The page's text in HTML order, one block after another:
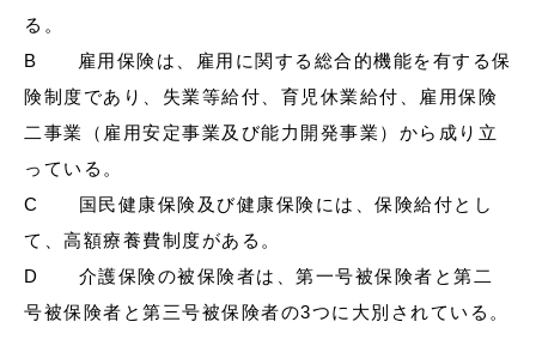
る。
B 雇用保険は、雇用に関する総合的機能を有する保
険制度であり、失業等給付、育児休業給付、雇用保険
二事業（雇用安定事業及び能力開発事業）から成り立
っている。
C 国民健康保険及び健康保険には、保険給付とし
て、高額療養費制度がある。
D 介護保険の被保険者は、第一号被保険者と第二
号被保険者と第三号被保険者の3つに大別されている。